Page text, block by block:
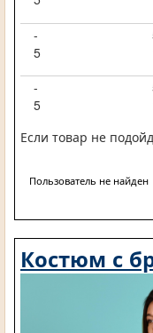
-
5
-
5
Если товар не
Пользователь не найден
Костюм с